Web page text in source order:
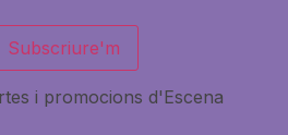
Subscriure'm
i promocions d'Escena